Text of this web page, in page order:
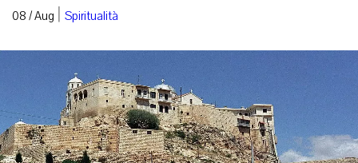
08 / Aug | Spiritualità